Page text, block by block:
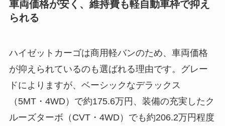
車両価格が安く、維持費も軽自動車枠で抑え
られる
ハイゼットカーゴは商用軽バンのため、車両価格
が抑えられているのも選ばれる理由です。グレー
ドによりますが、ベーシックなデラックス
（5MT・4WD）で約175.6万円、装備の充実したク
ルーズターボ（CVT・4WD）でも約206.2万円程度